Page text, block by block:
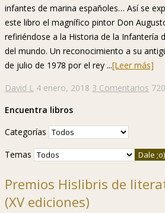
infantes de marina españoles… Así se
este libro el magnífico pintor Don
refiriéndose a la Historia de la Infantería
del mundo. Un reconocimiento a su
de julio de 1978 por el rey ...[Leer más]
David L 4 enero, 2018 3 Comentarios
Encuentra libros
Categorías
Temas
Premios Hislibris de
(XV ediciones)